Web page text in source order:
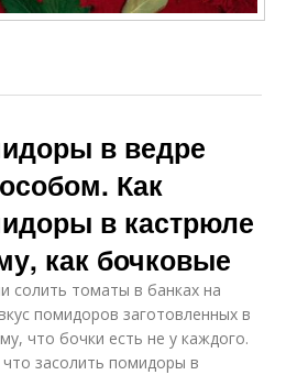
в ведре
Как
в кастрюле
как бочковые
солить томаты в банках на
помидоров заготовленных в
что бочки есть не у каждого.
засолить помидоры в